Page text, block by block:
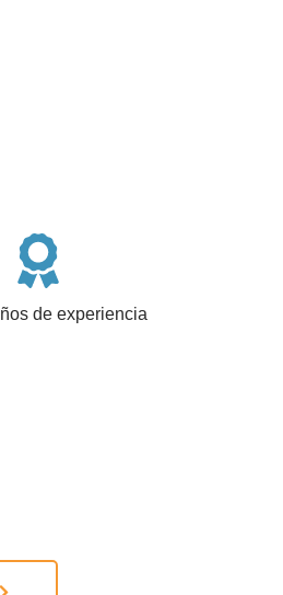
de experiencia